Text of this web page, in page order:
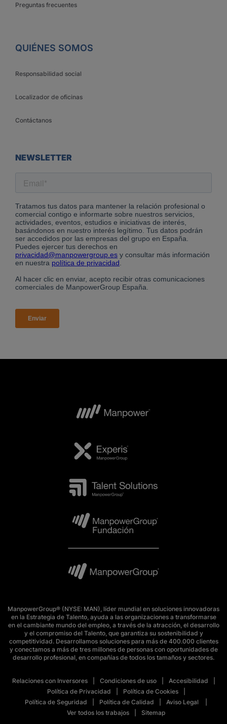
Preguntas frecuentes
QUIÉNES SOMOS
Responsabilidad social
Localizador de oficinas
Contáctanos
NEWSLETTER
ManpowerGroup® (NYSE: MAN), líder mundial en soluciones innovadoras
en la Estrategia de Talento, ayuda a las organizaciones a transformarse
en el cambiante mundo del empleo, a través de la atracción, el desarrollo
y el compromiso del Talento, que garantiza su sostenibilidad y
competitividad. Desarrollamos soluciones para más de 400.000 clientes
y conectamos a más de tres millones de personas con oportunidades de
desarrollo profesional, en compañías de todos los tamaños y sectores.
Relaciones con Inversores Condiciones de uso
Accesibilidad
Política de Privacidad
Política de Cookies
Política de Seguridad
Política de Calidad
Aviso Legal
Ver todos los trabajos
Sitemap